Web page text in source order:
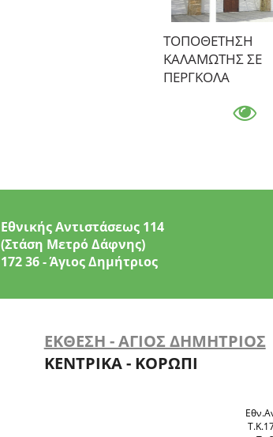
ΤΟΠΟΘΕΤΗΣΗ
ΚΑΛΑΜΩΤΗΣ ΣΕ
ΠΕΡΓΚΟΛΑ
Εθνικής Αντιστάσεως 114
(Στάση Μετρό Δάφνης)
172 36 - Άγιος Δημήτριος
ΕΚΘΕΣΗ - ΑΓΙΟΣ ΔΗΜΗΤΡΙΟΣ
ΚΕΝΤΡΙΚΑ - ΚΟΡΩΠΙ